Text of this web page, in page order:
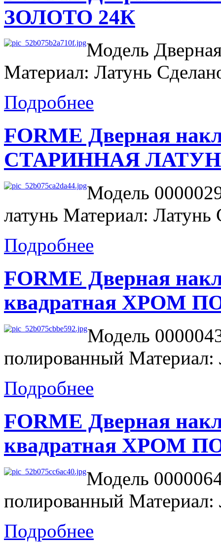
ЗОЛОТО 24К
Модель
Материал: Латунь
Подробнее
FORME Дверная
СТАРИННАЯ
Модель
латунь Материал:
Подробнее
FORME Дверная
квадратная ХРОМ
Модель
полированный
Подробнее
FORME Дверная
квадратная ХРОМ
Модель
полированный
Подробнее